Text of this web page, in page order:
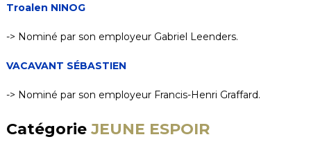
Troalen NINOG
-> Nominé par son employeur Gabriel Leenders.
VACAVANT SÉBASTIEN
-> Nominé par son employeur Francis-Henri Graffard.
Catégorie JEUNE ESPOIR